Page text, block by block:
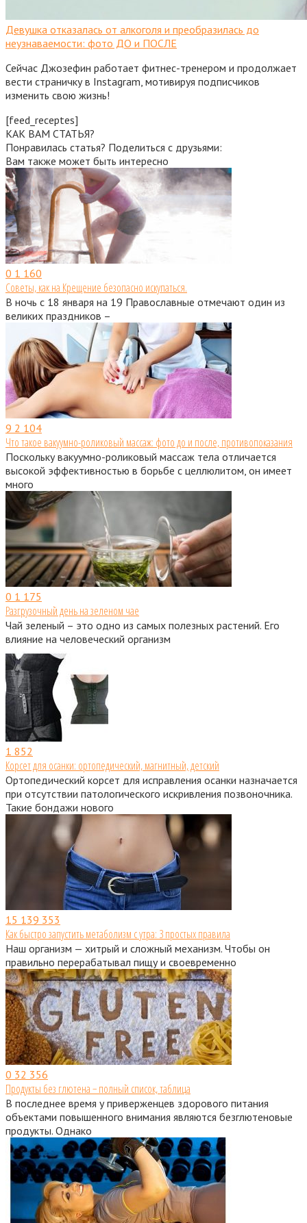
Девушка отказалась от алкоголя и преобразилась до
неузнаваемости: фото ДО и ПОСЛЕ
Сейчас Джозефин работает фитнес-тренером и продолжает
вести страничку в Instagram, мотивируя подписчиков
изменить свою жизнь!
[feed_receptes]
КАК ВАМ СТАТЬЯ?
Понравилась статья? Поделиться с друзьями:
Вам также может быть интересно
0 1 160
Советы, как на Крещение безопасно искупаться.
В ночь с 18 января на 19 Православные отмечают один из
великих праздников –
9 2 104
Что такое вакуумно-роликовый массаж: фото до и после, противопоказания
Поскольку вакуумно-роликовый массаж тела отличается
высокой эффективностью в борьбе с целлюлитом, он имеет
много
0 1 175
Разгрузочный день на зеленом чае
Чай зеленый – это одно из самых полезных растений. Его
влияние на человеческий организм
1 852
Корсет для осанки: ортопедический, магнитный, детский
Ортопедический корсет для исправления осанки назначается
при отсутствии патологического искривления позвоночника.
Такие бондажи нового
15 139 353
Как быстро запустить метаболизм с утра: 3 простых правила
Наш организм — хитрый и сложный механизм. Чтобы он
правильно перерабатывал пищу и своевременно
0 32 356
Продукты без глютена − полный список, таблица
В последнее время у приверженцев здорового питания
объектами повышенного внимания являются безглютеновые
продукты. Однако